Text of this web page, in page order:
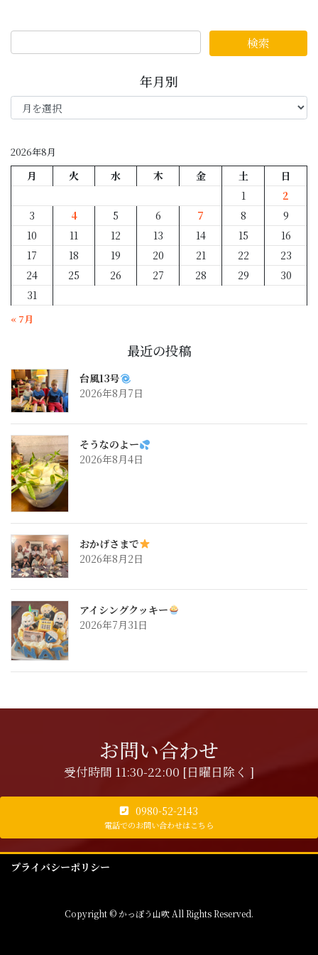
年月別
年
月
2026年8月
月 火 水 木 金 土
日
1
2
3
4 5 6 7 8
9
10
11 12 13 14 15
16
17
18 19 20 21 22
23
24
25 26 27 28 29
30
31
« 7月
最近の投稿
台風13号
2026年8月7日
そうなのよー
2026年8月4日
おかげさまで
2026年8月2日
アイシングクッキー
2026年7月31日
お問い合わせ
受付時間 11:30-22:00 [日曜日除く ]
0980-52-2143
電話でのお問い合わせはこちら
プライバシーポリシー
Copyright © かっぽう山吹 All Rights Reserved.